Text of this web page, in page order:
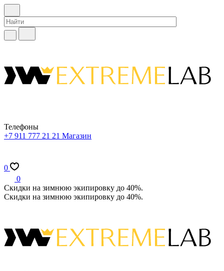
Телефоны
+7 911 777 21 21 Магазин
0
0
Скидки на зимнюю экипировку до 40%.
Скидки на зимнюю экипировку до 40%.